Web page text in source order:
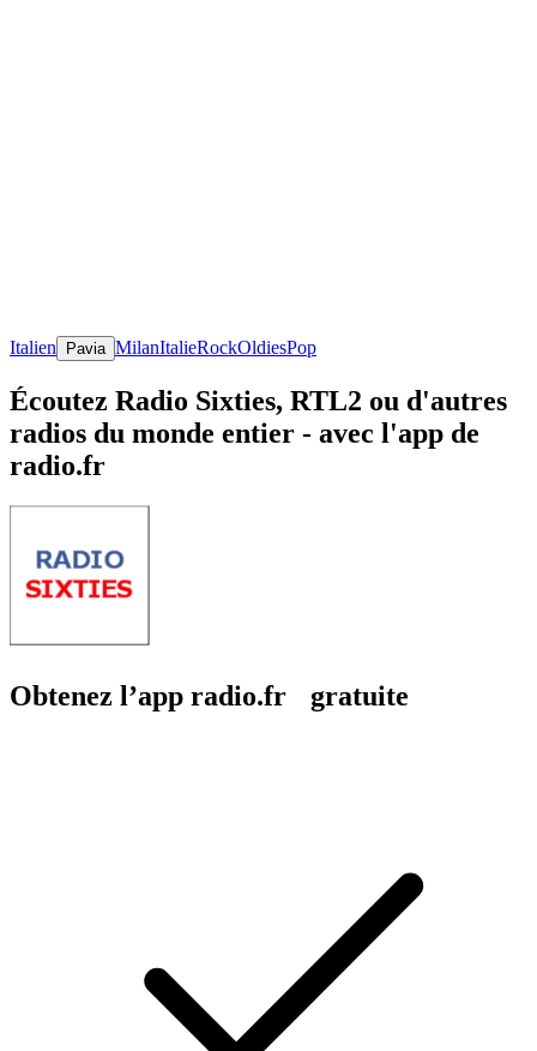
Italien Pavia MilanItalieRockOldiesPop
Écoutez Radio Sixties, RTL2 ou d'autres
radios du monde entier - avec l'app de
radio.fr
Obtenez l’app radio.fr gratuite